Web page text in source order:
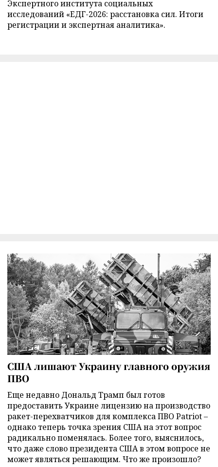
Экспертного института социальных
исследований «ЕДГ-2026: расстановка сил. Итоги
регистрации и экспертная аналитика».
США лишают Украину главного оружия
ПВО
Еще недавно Дональд Трамп был готов
предоставить Украине лицензию на производство
ракет-перехватчиков для комплекса ПВО Patriot –
однако теперь точка зрения США на этот вопрос
радикально поменялась. Более того, выяснилось,
что даже слово президента США в этом вопросе не
может являться решающим. Что же произошло?